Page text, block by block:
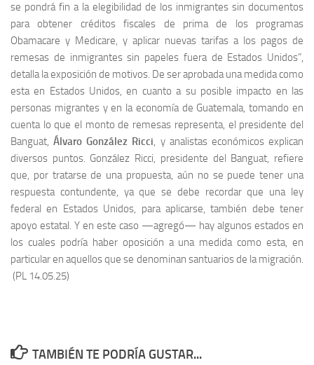
se pondrá fin a la elegibilidad de los inmigrantes sin documentos
para obtener créditos fiscales de prima de los programas
Obamacare y Medicare, y aplicar nuevas tarifas a los pagos de
remesas de inmigrantes sin papeles fuera de Estados Unidos”,
detalla la exposición de motivos. De ser aprobada una medida como
esta en Estados Unidos, en cuanto a su posible impacto en las
personas migrantes y en la economía de Guatemala, tomando en
cuenta lo que el monto de remesas representa, el presidente del
Banguat,Álvaro González Ricci, y analistas económicos explican
diversos puntos. González Ricci, presidente del Banguat, refiere
que, por tratarse de una propuesta, aún no se puede tener una
respuesta contundente, ya que se debe recordar que una ley
federal en Estados Unidos, para aplicarse, también debe tener
apoyo estatal. Y en este caso —agregó— hay algunos estados en
los cuales podría haber oposición a una medida como esta, en
particular en aquellos que se denominan santuarios de la migración.
(PL 14.05.25)
TAMBIÉN TE PODRÍA GUSTAR...